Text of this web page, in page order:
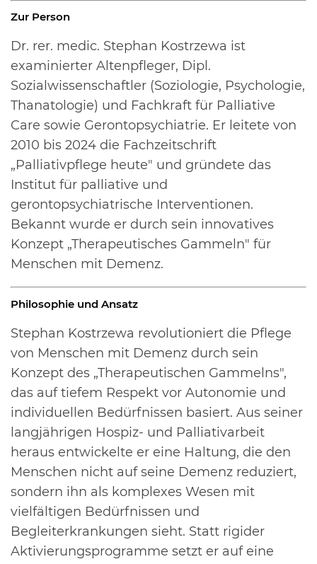
Zur Person
Dr. rer. medic. Stephan Kostrzewa ist
examinierter Altenpfleger, Dipl.
Sozialwissenschaftler (Soziologie, Psychologie,
Thanatologie) und Fachkraft für Palliative
Care sowie Gerontopsychiatrie. Er leitete von
2010 bis 2024 die Fachzeitschrift
„Palliativpflege heute" und gründete das
Institut für palliative und
gerontopsychiatrische Interventionen.
Bekannt wurde er durch sein innovatives
Konzept „Therapeutisches Gammeln" für
Menschen mit Demenz.
Philosophie und Ansatz
Stephan Kostrzewa revolutioniert die Pflege
von Menschen mit Demenz durch sein
Konzept des „Therapeutischen Gammelns",
das auf tiefem Respekt vor Autonomie und
individuellen Bedürfnissen basiert. Aus seiner
langjährigen Hospiz- und Palliativarbeit
heraus entwickelte er eine Haltung, die den
Menschen nicht auf seine Demenz reduziert,
sondern ihn als komplexes Wesen mit
vielfältigen Bedürfnissen und
Begleiterkrankungen sieht. Statt rigider
Aktivierungsprogramme setzt er auf eine